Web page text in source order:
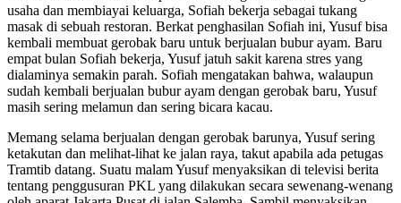
usaha dan membiayai keluarga, Sofiah bekerja sebagai tukang
masak di sebuah restoran. Berkat penghasilan Sofiah ini, Yusuf bisa
kembali membuat gerobak baru untuk berjualan bubur ayam. Baru
empat bulan Sofiah bekerja, Yusuf jatuh sakit karena stres yang
dialaminya semakin parah. Sofiah mengatakan bahwa, walaupun
sudah kembali berjualan bubur ayam dengan gerobak baru, Yusuf
masih sering melamun dan sering bicara kacau.
Memang selama berjualan dengan gerobak barunya, Yusuf sering
ketakutan dan melihat-lihat ke jalan raya, takut apabila ada petugas
Tramtib datang. Suatu malam Yusuf menyaksikan di televisi berita
tentang penggusuran PKL yang dilakukan secara sewenang-wenang